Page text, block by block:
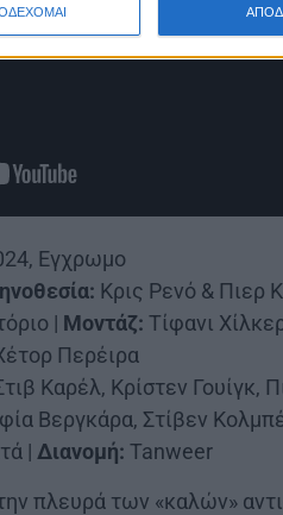
Εγχρωμο
Κρις Ρενό & Πιερ
| Μοντάζ: Τίφανι
Περέιρα
Καρέλ, Κρίστεν Γουίγκ,
Βεργκάρα, Στίβεν
| Διανομή: Tanweer
πλευρά των «καλών»